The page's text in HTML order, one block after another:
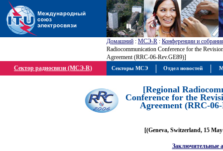
Домашний : МСЭ-R : Конференции и
Radiocommunication Conference for the
Agreement (RRC-06-Rev.GE89)]
Сектор радиосвязи (МСЭ-R)
[Regional
Conference for the
Agreement (RRC-
[(Geneva, Switzerland, 15
Заключительные
Секторы МСЭ Отдел новостей